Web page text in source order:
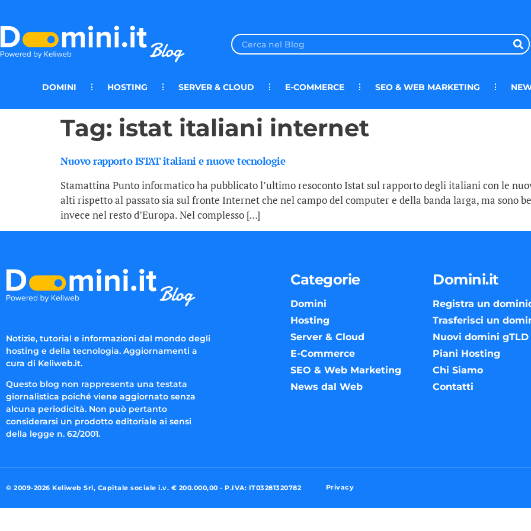
DOMINI HOSTING SERVER & CLOUD E-COMMERCE SEO & WEB MARKETING
Tag: istat italiani internet
Nuovo rapporto ISTAT italiani e nuove tecnologie
Stamattina Punto informatico ha pubblicato l’ultimo resoconto Istat sul rapporto degli italiani con le
alti rispetto al passato sia sul fronte Internet che nel campo del computer e della banda larga, ma sono
invece nel resto d’Europa. Nel complesso […]
Notizie, tutorial e informazioni dal mondo degli
hosting e della tecnologia. Aggiornamenti a
cura di Keliweb.it.
Questo blog non rappresenta una testata
giornalistica poiché viene aggiornato senza
alcuna periodicità. Non può pertanto
considerarsi un prodotto editoriale ai sensi
della legge n. 62/2001.
Categorie
Domini
Hosting
Server & Cloud
E-Commerce
SEO & Web Marketing
News dal Web
Domini.it
Registra un
Trasferisci un
Nuovi domini gTLD
Piani Hosting
Chi Siamo
Contatti
© 2009-2026 Keliweb Srl, Capitale sociale i.v. € 200.000,00 - P.IVA: IT03281320782 Privacy